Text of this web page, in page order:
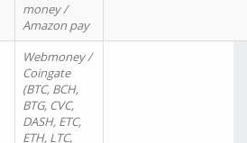
money /
Amazon pay
Webmoney /
Coingate
(BTC, BCH,
BTG, CVC,
DASH, ETC,
ETH, LTC,